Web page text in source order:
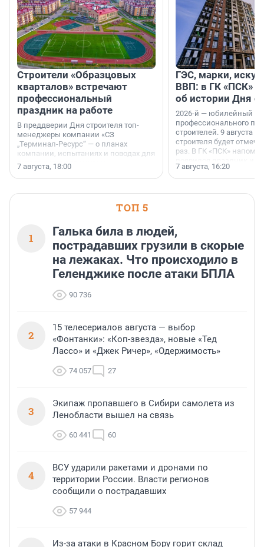
Строители «Образцовых
кварталов» встречают
профессиональный
праздник на работе
В преддверии Дня строителя топ-
менеджеры компании «СЗ
„Терминал-Ресурс“ — о планах
компании, испытаниях и поводах для
осторожного оптимизма.
7 августа, 18:00
ГЭС, марки,
ВВП: в ГК «ПСК»
об истории Дня
2026-й — юбилейный
профессионального
строителей. 9 августа
строителя будет
раз. В ГК «ПСК»
поменялась роль
7 августа, 16:20
ТОП 5
1
Галька била в людей,
пострадавших грузили в скорые
на лежаках. Что происходило в
Геленджике после атаки БПЛА
90 736
2
15 телесериалов августа — выбор
«Фонтанки»: «Коп-звезда», новые «Тед
Лассо» и «Джек Ричер», «Одержимость»
74 057 27
3
Экипаж пропавшего в Сибири самолета из
Ленобласти вышел на связь
60 441 60
4
ВСУ ударили ракетами и дронами по
территории России. Власти регионов
сообщили о пострадавших
57 944
Из-за атаки в Красном Бору горит склад